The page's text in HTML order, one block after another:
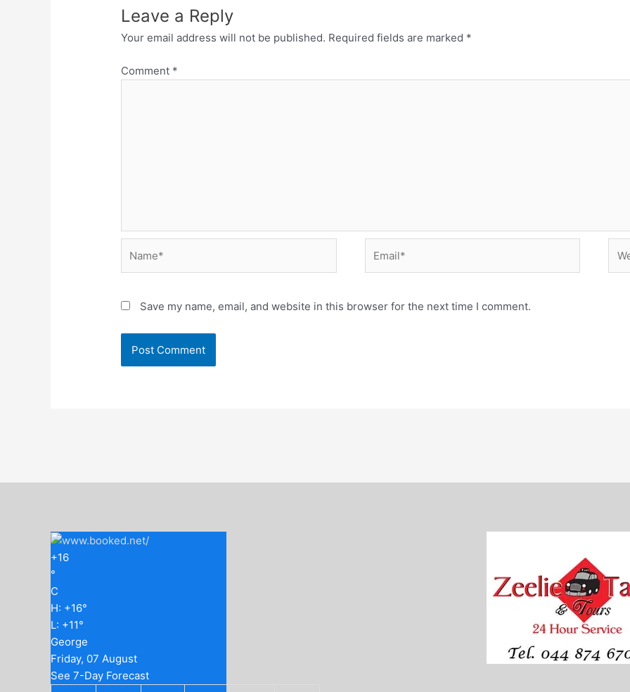
Leave a Reply
Your email address will not be published. Required fields are marked *
Comment *
Save my name, email, and website in this browser for the next time I comment.
+16
°
C
H: +16°
L: +11°
George
Friday, 07 August
See 7-Day Forecast